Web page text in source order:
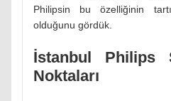
Philipsin bu özelliğinin
olduğunu gördük.
İstanbul Philips
Noktaları